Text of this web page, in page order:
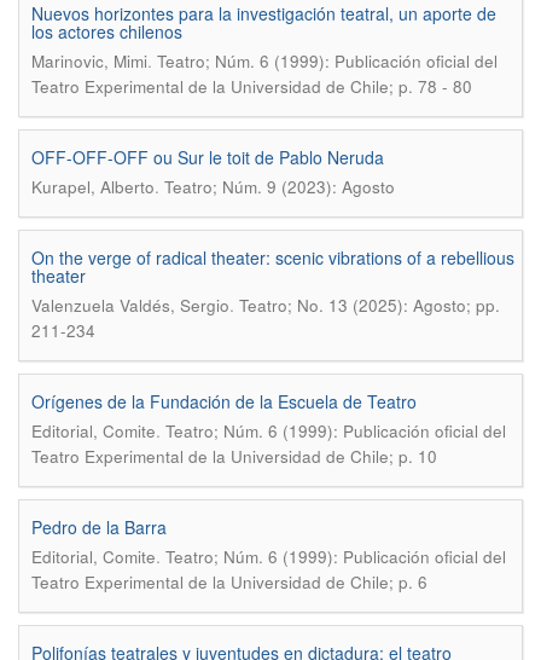
Nuevos horizontes para la investigación teatral, un aporte de
los actores chilenos
Marinovic, Mimi. Teatro; Núm. 6 (1999): Publicación oficial del
Teatro Experimental de la Universidad de Chile; p. 78 - 80
OFF-OFF-OFF ou Sur le toit de Pablo Neruda
Kurapel, Alberto. Teatro; Núm. 9 (2023): Agosto
On the verge of radical theater: scenic vibrations of a rebellious
theater
Valenzuela Valdés, Sergio. Teatro; No. 13 (2025): Agosto; pp.
211-234
Orígenes de la Fundación de la Escuela de Teatro
Editorial, Comite. Teatro; Núm. 6 (1999): Publicación oficial del
Teatro Experimental de la Universidad de Chile; p. 10
Pedro de la Barra
Editorial, Comite. Teatro; Núm. 6 (1999): Publicación oficial del
Teatro Experimental de la Universidad de Chile; p. 6
Polifonías teatrales y juventudes en dictadura: el teatro